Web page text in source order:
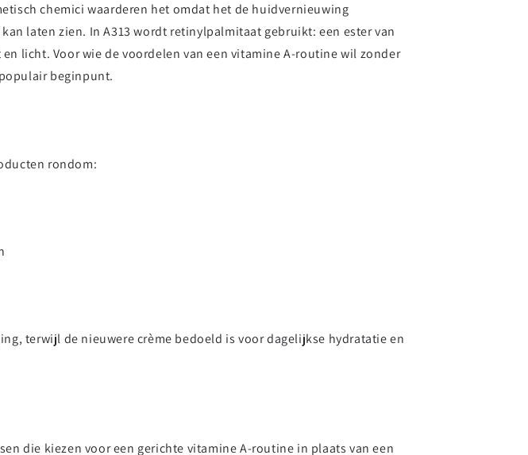
chemici waarderen het omdat het de huidvernieuwing
laten zien. In A313 wordt retinylpalmitaat gebruikt: een ester van
licht. Voor wie de voordelen van een vitamine A-routine wil zonder
beginpunt.
rondom:
terwijl de nieuwere crème bedoeld is voor dagelijkse hydratatie en
die kiezen voor een gerichte vitamine A-routine in plaats van een